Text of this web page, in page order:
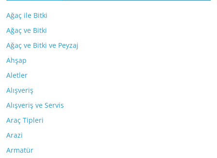
Ağaç ile Bitki
Ağaç ve Bitki
Ağaç ve Bitki ve Peyzaj
Ahşap
Aletler
Alışveriş
Alışveriş ve Servis
Araç Tipleri
Arazi
Armatür